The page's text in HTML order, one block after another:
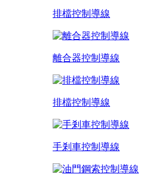
排檔控制導線
離合器控制導線
排檔控制導線
手剎車控制導線